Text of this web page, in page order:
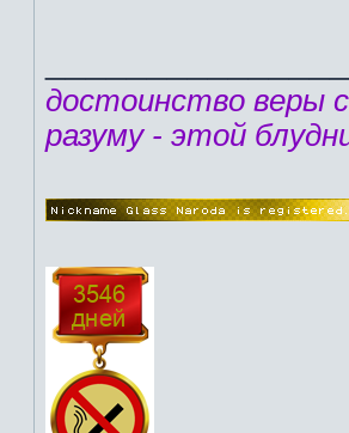
достоинство веры
разуму - этой